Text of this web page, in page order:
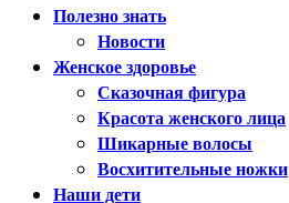
Полезно знать
Новости
Женское здоровье
Сказочная фигура
Красота женского лица
Шикарные волосы
Восхитительные ножки
Наши дети